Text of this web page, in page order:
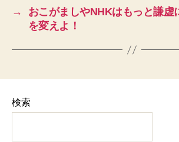
→
おこがましやNHKはもっと謙虚
を変えよ！
検索